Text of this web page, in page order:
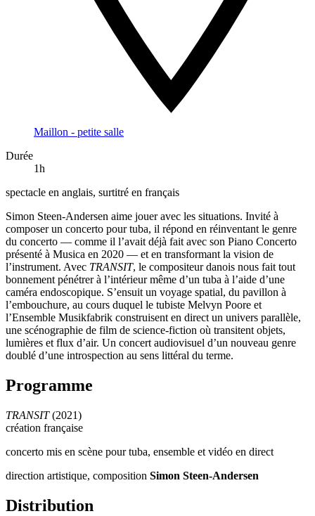
Maillon - petite salle
Durée
1h
spectacle en anglais, surtitré en français
Simon Steen-Andersen aime jouer avec les situations. Invité à
composer un concerto pour tuba, il répond en réinventant le genre
du concerto — comme il l’avait déjà fait avec son Piano Concerto
présenté à Musica en 2020 — et en transformant la vision de
l’instrument. Avec TRANSIT, le compositeur danois nous fait tout
bonnement pénétrer à l’intérieur même d’un tuba à l’aide d’une
caméra endoscopique. S’ensuit un voyage spatial, du pavillon à
l’embouchure, au cours duquel le tubiste Melvyn Poore et
l’Ensemble Musikfabrik construisent en direct un univers parallèle,
une scénographie de film de science-fiction où transitent objets,
lumières et flux d’air. Un concert audiovisuel d’un nouveau genre
doublé d’une introspection au sens littéral du terme.
Programme
TRANSIT(2021)
création française
concerto mis en scène pour tuba, ensemble et vidéo en direct
direction artistique, composition Simon Steen-Andersen
Distribution